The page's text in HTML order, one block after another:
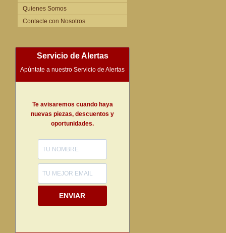
Quienes Somos
Contacte con Nosotros
Servicio de Alertas
Apúntate a nuestro Servicio de Alertas
Te avisaremos cuando haya
nuevas piezas, descuentos y
oportunidades.
ENVIAR